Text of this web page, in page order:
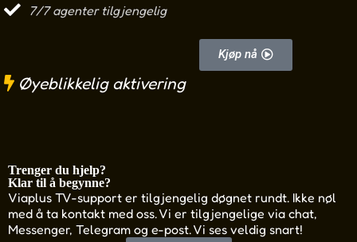
7/7 agenter tilgjengelig
Kjøp nå
Øyeblikkelig aktivering
Trenger du hjelp?
Klar til å begynne?
Viaplus TV-support er tilgjengelig døgnet rundt. Ikke nøl
med å ta kontakt med oss. Vi er tilgjengelige via chat,
Messenger, Telegram og e-post. Vi ses veldig snart!